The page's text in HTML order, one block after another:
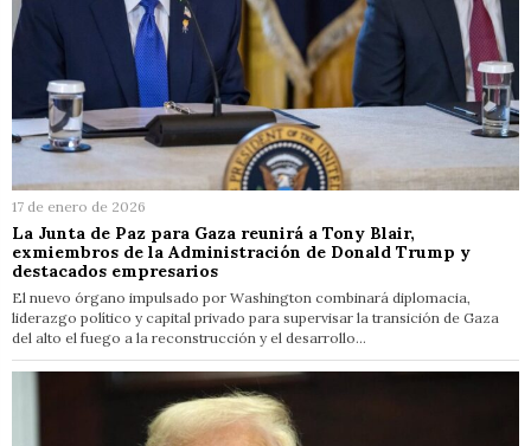
17 de enero de 2026
La Junta de Paz para Gaza reunirá a Tony Blair,
exmiembros de la Administración de Donald Trump y
destacados empresarios
El nuevo órgano impulsado por Washington combinará diplomacia,
liderazgo político y capital privado para supervisar la transición de Gaza
del alto el fuego a la reconstrucción y el desarrollo…